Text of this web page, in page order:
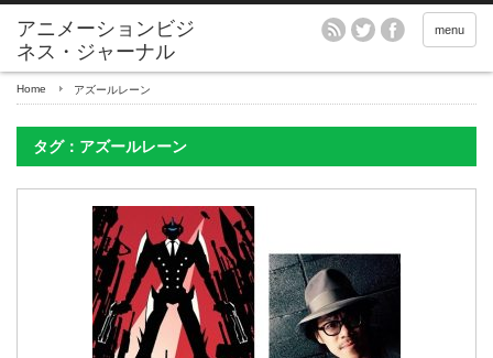
アニメーションビジ
ネス・ジャーナル
menu
Home アズールレーン
タグ：アズールレーン